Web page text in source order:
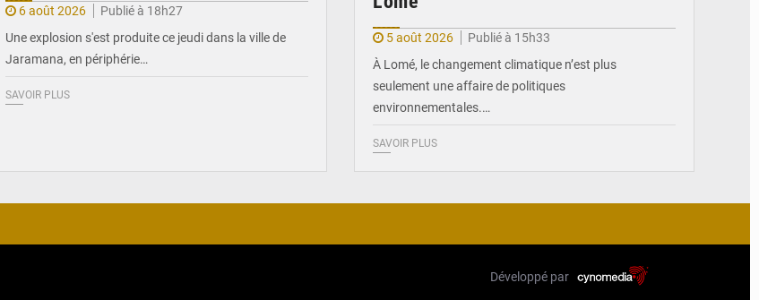
6 août 2026
Publié à 18h27
Une explosion s'est produite ce jeudi dans la ville de
Jaramana, en périphérie…
SAVOIR PLUS
5 août 2026
Publié à 15h33
À Lomé, le changement climatique n’est plus
seulement une affaire de politiques
environnementales.…
SAVOIR PLUS
Développé par